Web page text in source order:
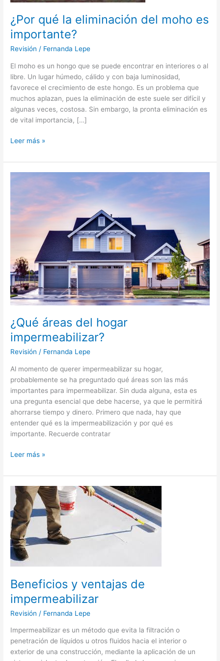
¿Por qué la eliminación del moho es
importante?
Revisión / Fernanda Lepe
El moho es un hongo que se puede encontrar en interiores o al
libre. Un lugar húmedo, cálido y con baja luminosidad,
favorece el crecimiento de este hongo. Es un problema que
muchos aplazan, pues la eliminación de este suele ser difícil y
algunas veces, costosa. Sin embargo, la pronta eliminación es
de vital importancia, […]
Leer más »
¿Qué áreas del hogar
impermeabilizar?
Revisión / Fernanda Lepe
Al momento de querer impermeabilizar su hogar,
probablemente se ha preguntado qué áreas son las más
importantes para impermeabilizar. Sin duda alguna, esta es
una pregunta esencial que debe hacerse, ya que le permitirá
ahorrarse tiempo y dinero. Primero que nada, hay que
entender qué es la impermeabilización y por qué es
importante. Recuerde contratar
hogar
impermeabilizar?
Leer más »
Beneficios y ventajas de
impermeabilizar
Revisión / Fernanda Lepe
Impermeabilizar es un método que evita la filtración o
penetración de líquidos u otros fluidos hacia el interior o
exterior de una construcción, mediante la aplicación de un
Beneficios
ventajas
de
impermeabilizar